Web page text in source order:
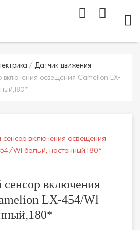
Датчик движения
освещения Camelion LX-
включения
LX-454/Wl